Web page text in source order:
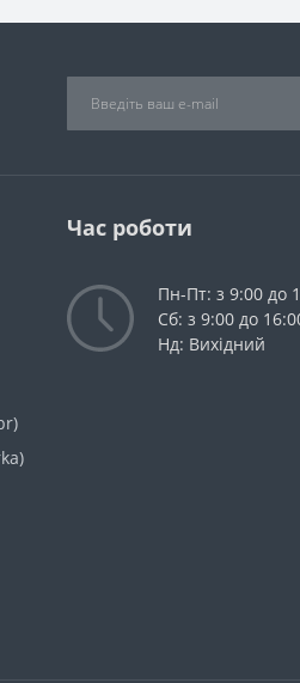
Час роботи
Пн-Пт: з 9:00 до
Сб: з 9:00 до
Нд: Вихідний